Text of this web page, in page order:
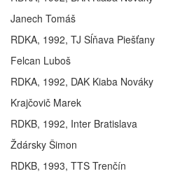
Janech Tomáš
RDKA, 1992, TJ Sĺňava Piešťany
Felcan Luboš
RDKA, 1992, DAK Kiaba Nováky
Krajčovič Marek
RDKB, 1992, Inter Bratislava
Ždársky Šimon
RDKB, 1993, TTS Trenčín